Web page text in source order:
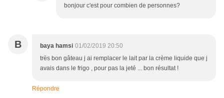
bonjour c'est pour combien de personnes?
B baya hamsi 01/02/2019 20:50
très bon gâteau j ai remplacer le lait par la crème liquide que j
avais dans le frigo , pour pas la jeté ... bon résultat !
Répondre